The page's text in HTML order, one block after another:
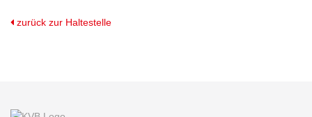
zurück zur Haltestelle